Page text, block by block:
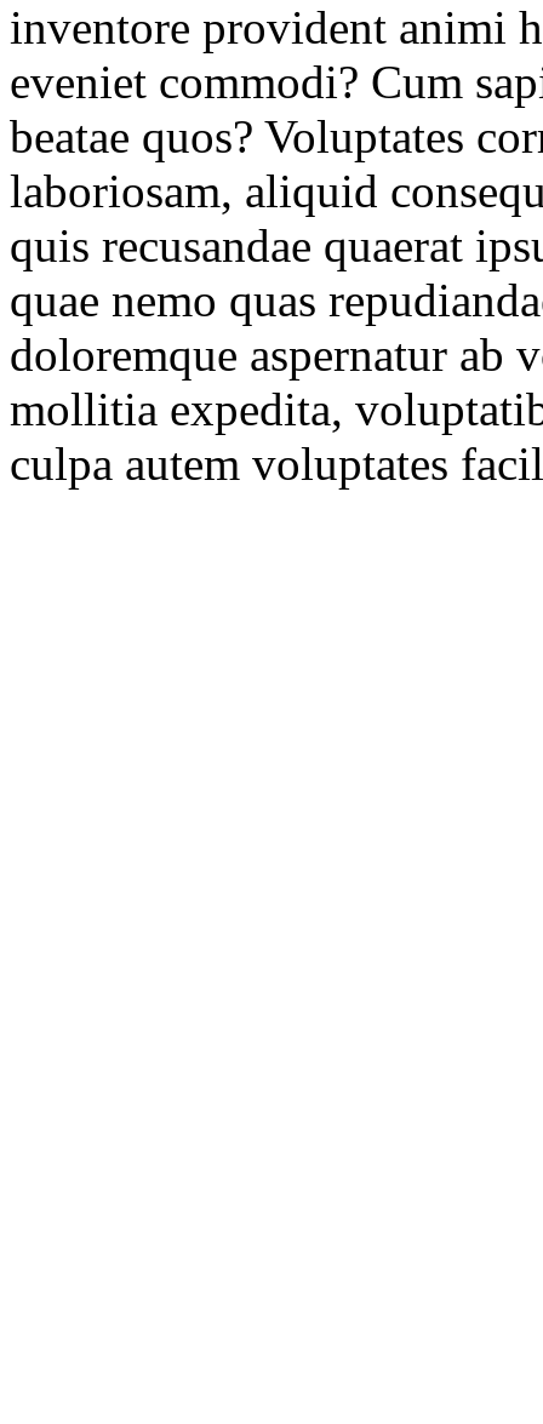
inventore provident animi
eveniet commodi? Cum
beatae quos? Voluptates
laboriosam, aliquid
quis recusandae quaerat
quae nemo quas
doloremque aspernatur ab
mollitia expedita,
culpa autem voluptates